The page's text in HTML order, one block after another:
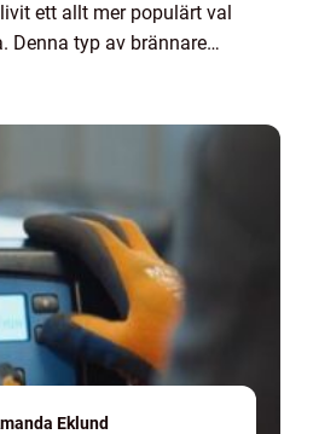
ett allt mer populärt val
Denna typ av brännare
Eklund